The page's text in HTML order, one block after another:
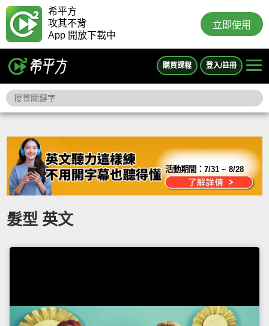
希平方
攻其不背
App 開放下載中
立即使用
購買課程 登入/註冊
活動期間：7/31 ~ 8/28
髮型 英文